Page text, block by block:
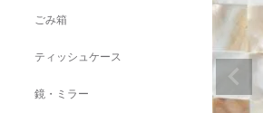
ごみ箱
ティッシュケース
鏡・ミラー